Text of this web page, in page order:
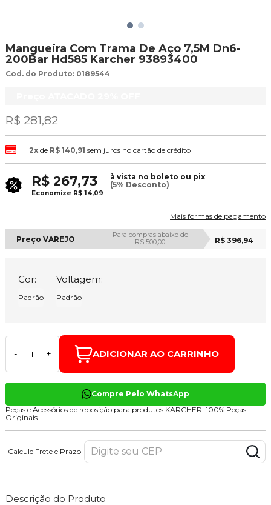
Mangueira Com Trama De Aço 7,5M Dn6-
200Bar Hd585 Karcher 93893400
Cod. do Produto: 0189544
R$ 281,82
2xde R$ 140,91 sem juros no cartão de crédito
R$ 267,73
à vista no boleto ou pix
(5% Desconto)
Economize R$ 14,09
Mais formas de pagamento
Preço VAREJO
Para compras abaixo de
R$ 500,00
R$ 396,94
Cor:
Padrão
Voltagem:
Padrão
- + ADICIONAR AO CARRINHO
Compre Pelo WhatsApp
Peças e Acessórios de reposição para produtos KARCHER. 100% Peças
Originais.
Calcule Frete e Prazo
Descrição do Produto